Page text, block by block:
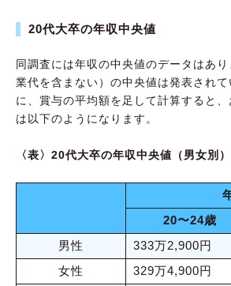
20代大卒の年収中央値
同調査には年収の中央値のデータはあ
業代を含まない）の中央値は発表され
に、賞与の平均額を足して計算すると
は以下のようになります。
〈表〉20代大卒の年収中央値（男女別）
20〜24歳
男性
333万2,900円
女性
329万4,900円